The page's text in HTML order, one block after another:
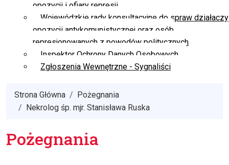
opozycji i ofiary represji
Wojewódzkie rady konsultacyjne do spraw działaczy
opozycji antykomunistycznej oraz osób
represjonowanych z powodów politycznych
Inspektor Ochrony Danych Osobowych
Zgłoszenia Wewnętrzne - Sygnaliści
Strona Główna
Pożegnania
Nekrolog śp. mjr. Stanisława Ruska
Pożegnania